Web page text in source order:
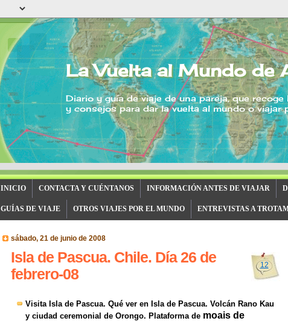
La Vuelta al Mundo de
Diario y guía de viaje de una pareja, que
y consejos para dar la vuelta al mundo o viajar
INICIO CONTACTA Y CUÉNTANOS INFORMACIÓN ANTES DE VIAJAR
GUÍAS DE VIAJE OTROS VIAJES POR EL MUNDO ENTREVISTAS A
sábado, 21 de junio de 2008
12
Isla de Pascua. Chile. Día 26 de
febrero-08
Visita Isla de Pascua. Qué ver en Isla de Pascua. Volcán Rano Kau
y ciudad ceremonial de Orongo. Plataforma demoais de